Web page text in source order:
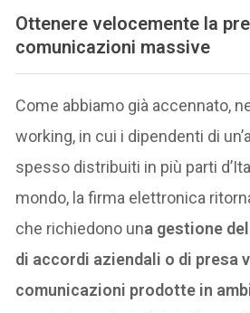
Ottenere velocemente la
comunicazioni massive
Come abbiamo già accennato,
working, in cui i dipendenti di
spesso distribuiti in più parti
mondo, la firma elettronica
che richiedono una gestione
di accordi aziendali o di presa
comunicazioni prodotte in